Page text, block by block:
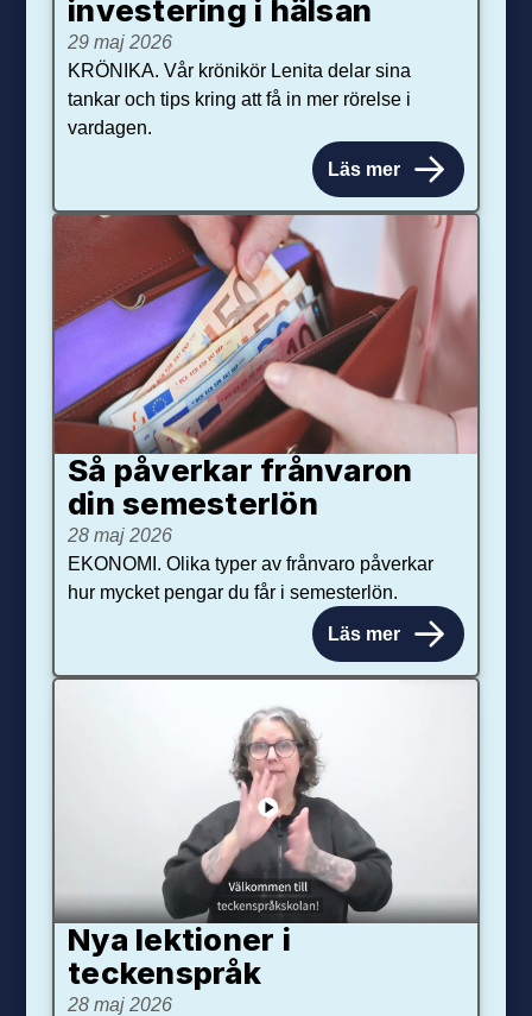
investering i hälsan
29 maj 2026
KRÖNIKA. Vår krönikör Lenita delar sina
tankar och tips kring att få in mer rörelse i
vardagen.
Läs mer
Så påverkar från­varon
din semester­lön
28 maj 2026
EKONOMI. Olika typer av frånvaro påverkar
hur mycket pengar du får i semesterlön.
Läs mer
Nya lektioner i
teckenspråk
28 maj 2026